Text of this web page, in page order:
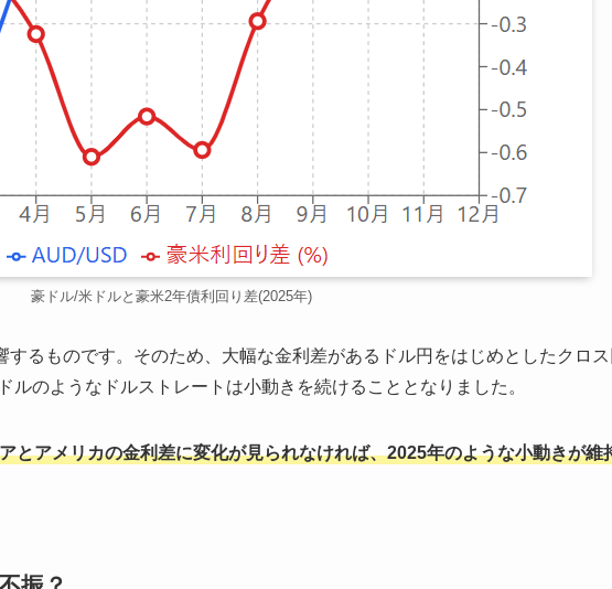
豪ドル/米ドルと豪米2年債利回り差(2025年)
るものです。そのため、大幅な金利差があるドル円をはじめとしたクロ
ルのようなドルストレートは小動きを続けることとなりました。
とアメリカの金利差に変化が見られなければ、2025年のような小動きが維